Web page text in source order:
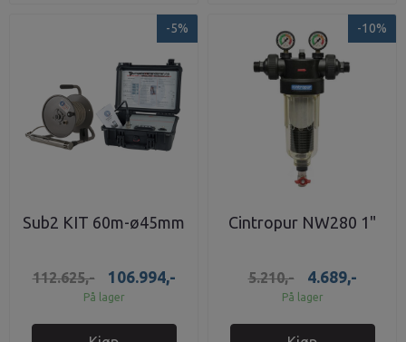
-5%
Sub2 KIT 60m-ø45mm
112.625,- 106.994,-
På lager
-10%
Cintropur NW280 1"
5.210,- 4.689,-
På lager